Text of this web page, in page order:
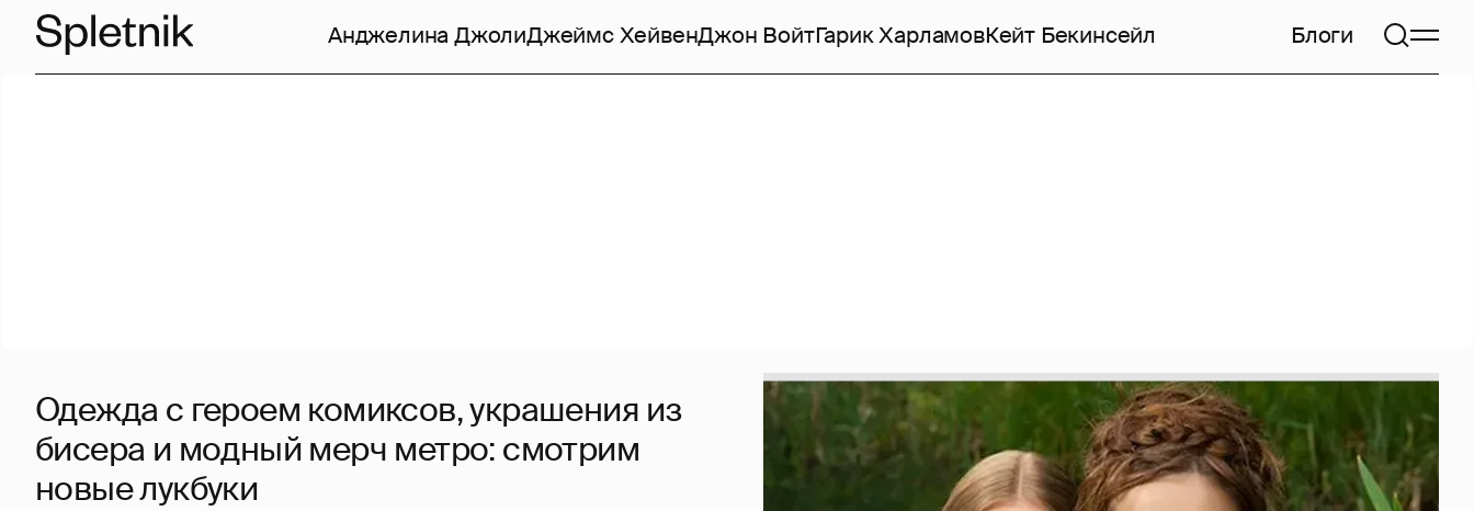
Анджелина ДжолиДжеймс ХейвенДжон ВойтГарик ХарламовКейт Бекинсейл Блоги
Одежда с героем комиксов, украшения из
бисера и модный мерч метро: смотрим
новые лукбуки